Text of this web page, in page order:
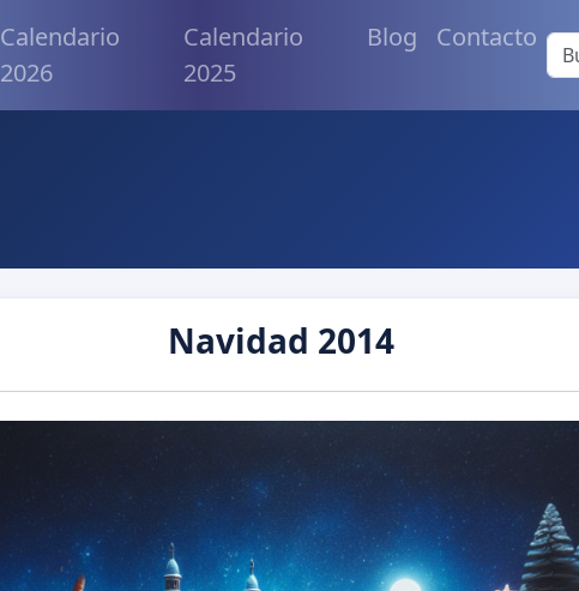
Calendario
2026
Calendario
2025
Blog Contacto
Navidad 2014